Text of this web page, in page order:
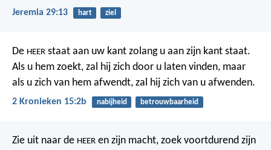
Jeremia 29:13 hart ziel
De HEER staat aan uw kant zolang u aan zijn kant staat.
Als u hem zoekt, zal hij zich door u laten vinden, maar
als u zich van hem afwendt, zal hij zich van u afwenden.
2 Kronieken 15:2b nabijheid betrouwbaarheid
Zie uit naar de HEER en zijn macht, zoek voortdurend zijn